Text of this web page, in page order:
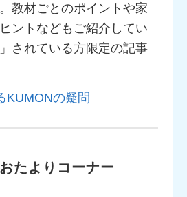
教材ごとのポイントや家
ントなどもご紹介してい
」されている方限定の記事
KUMONの疑問
たよりコーナー